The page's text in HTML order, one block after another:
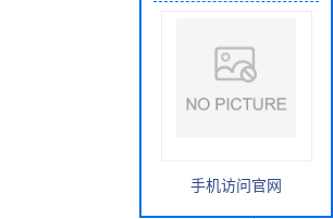
手机访问官网